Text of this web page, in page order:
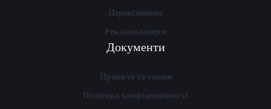
Перевізникам
Рекламодавцям
Документи
Правила та умови
Політика конфіденційності